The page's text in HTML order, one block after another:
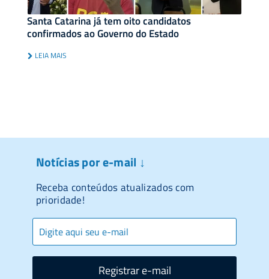
Santa Catarina já tem oito candidatos
confirmados ao Governo do Estado
LEIA MAIS
Notícias por e-mail ↓
Receba conteúdos atualizados com
prioridade!
Registrar e-mail